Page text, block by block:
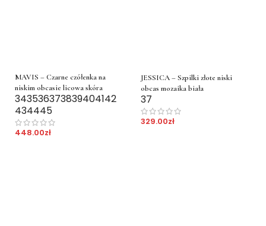
MAVIS – Czarne czółenka na
niskim obcasie licowa skóra
343536373839404142
434445
448.00zł
JESSICA – Szpilki złote niski
obcas mozaika biała
37
329.00zł